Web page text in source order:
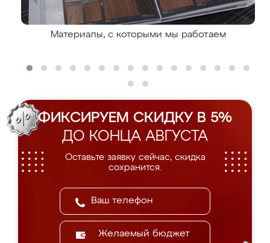
Материалы, с которыми мы работаем
ФИКСИРУЕМ СКИДКУ В 5%
ДО КОНЦА АВГУСТА
Оставьте заявку сейчас, скидка
сохранится.
Желаемый бюджет